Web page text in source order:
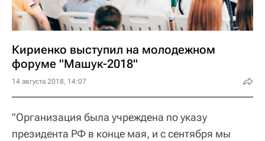
Кириенко выступил на молодежном
форуме "Машук-2018"
14 августа 2018, 14:07
"Организация была учреждена по указу
президента РФ в конце мая, и с сентября мы